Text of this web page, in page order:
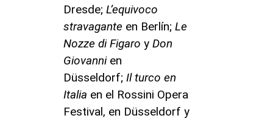
Dresde; L’equivoco
stravagante en Berlín; Le
Nozze di Figaro y Don
Giovanni en
Düsseldorf; Il turco en
Italia en el Rossini Opera
Festival, en Düsseldorf y